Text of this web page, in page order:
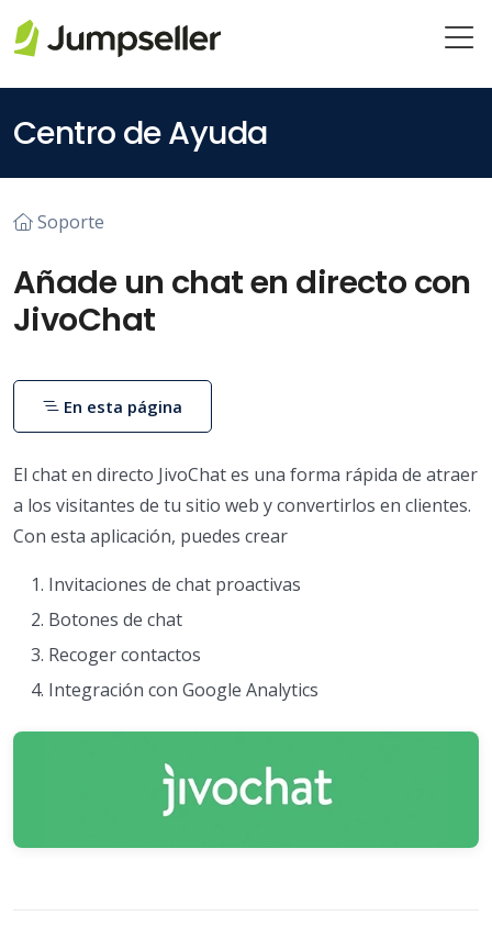
Centro de Ayuda
Soporte
Añade un chat en directo con
JivoChat
El chat en directo JivoChat es una forma rápida de atraer
a los visitantes de tu sitio web y convertirlos en clientes.
Con esta aplicación, puedes crear
Invitaciones de chat proactivas
Botones de chat
Recoger contactos
Integración con Google Analytics
En esta página